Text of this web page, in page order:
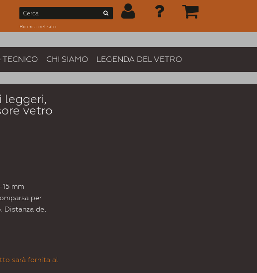
Ricerca nel sito
CHI SIAMO LEGENDA DEL VETRO
leggeri,
vetro
mm
per
Distanza del
sarà fornita al